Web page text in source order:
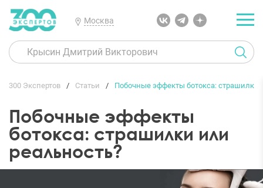
Москва
300 Экспертов Статьи Побочные эффекты ботокса: страшилки
Побочные эффекты
ботокса: страшилки или
реальность?